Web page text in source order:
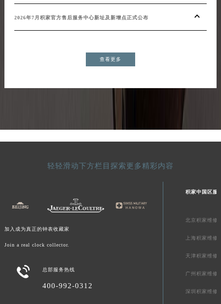
2026年7月积家官方售后服务中心新址及新增点正式公布
查看更多
轻轻滑动下方栏目探索更多精彩内容
加入成为真正的钟表收藏家
Join a real clock collector.
 总部服务热线
400-992-0312
积家中国区服
北京积家维修
上海积家维修
天津积家维修
广州积家维修
深圳积家维修